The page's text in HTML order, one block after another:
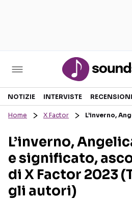
Sezioni
RECENSIONI MUSICALI
INTERVISTE
GOSSIP E CURIOSITÀ
NOTIZIE INTERVISTE RECENSIONI
Home X Factor L’inverno,
L’inverno,
e significato,
di X Factor 2023
gli autori)